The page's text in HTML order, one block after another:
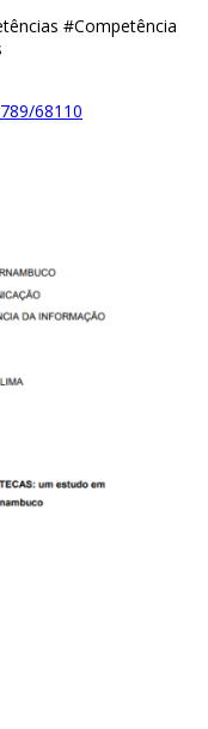
#Competência
68110